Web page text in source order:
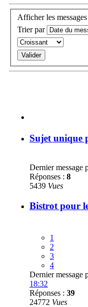
Afficher les
Trier par
Sujet unique
Dernier message
Réponses : 8
5439 Vues
Bistrot pour
1
2
3
4
Dernier message
18:32
Réponses : 39
24772 Vues